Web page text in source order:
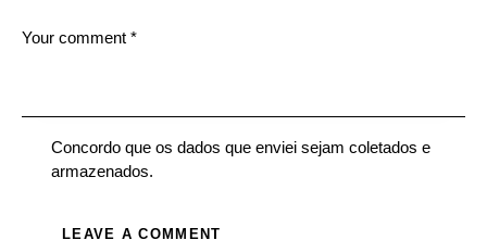
Concordo que os dados que enviei sejam coletados e
armazenados.